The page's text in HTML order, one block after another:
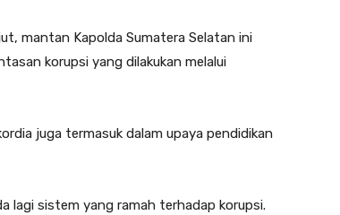
mantan Kapolda Sumatera Selatan ini
korupsi yang dilakukan melalui
juga termasuk dalam upaya pendidikan
lagi sistem yang ramah terhadap korupsi.